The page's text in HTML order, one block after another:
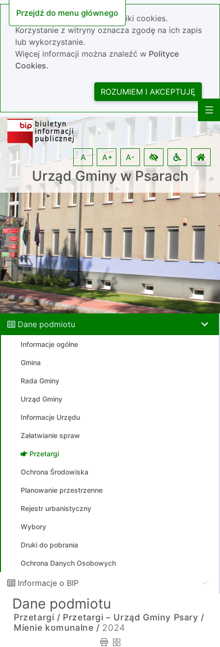
Przejdź do menu głównego
Nasza strona wykorzystuje pliki cookies.
Korzystanie z witryny oznacza zgodę na ich zapis
lub wykorzystanie.
Więcej informacji można znaleźć w Polityce
Cookies.
ROZUMIEM I AKCEPTUJĘ
Urząd Gminy w Psarach
A A+ A-
Dane podmiotu
Informacje ogólne
Gmina
Rada Gminy
Urząd Gminy
Informacje Urzędu
Załatwianie spraw
Przetargi
Ochrona Środowiska
Planowanie przestrzenne
Rejestr urbanistyczny
Wybory
Druki do pobrania
Ochrona Danych Osobowych
Informacje o BIP
Dane podmiotu
Przetargi / Przetargi – Urząd Gminy Psary /
Mienie komunalne / 2024